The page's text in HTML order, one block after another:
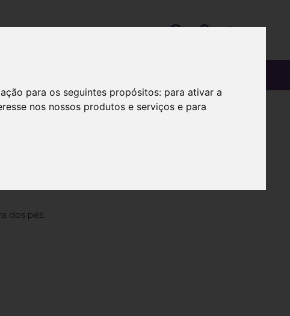
para os seguintes propósitos: para ativar a
nos nossos produtos e serviços e para
dos pés.